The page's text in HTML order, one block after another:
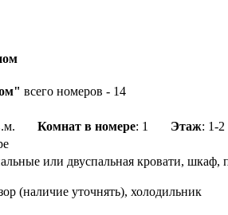
всего номеров - 14
Комнат в номере: 1 Этаж: 1-2
или двуспальная кровати, шкаф,
(наличие уточнять), холодильник